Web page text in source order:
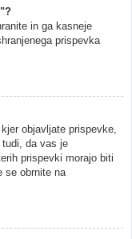
in ga kasneje
prispevka
objavljate prispevke,
tudi, da vas je
prispevki morajo biti
se obrnite na